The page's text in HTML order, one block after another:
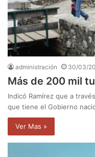
administración 30/03/
Más de 200 mil
Indicó Ramírez que a
que tiene el Gobierno
Ver Mas »